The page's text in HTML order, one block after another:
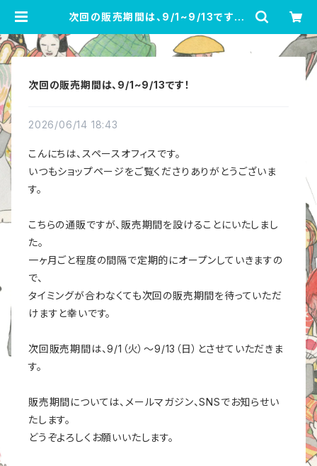
次回の販売期間は、9/1~9/13です！ |
次回の販売期間は、9/1~9/13です！
2026/06/14 18:43
こんにちは、スペースオフィスです。
いつもショップページをご覧くださりありがとうございま
す。
こちらの通販ですが、販売期間を設けることにいたしまし
た。
一ヶ月ごと程度の間隔で定期的にオープンしていきますの
で、
タイミングが合わなくても次回の販売期間を待っていただ
けますと幸いです。
次回販売期間は、9/1（火）〜9/13（日）とさせていただきま
す。
販売期間については、メールマガジン、SNSでお知らせい
たします。
どうぞよろしくお願いいたします。